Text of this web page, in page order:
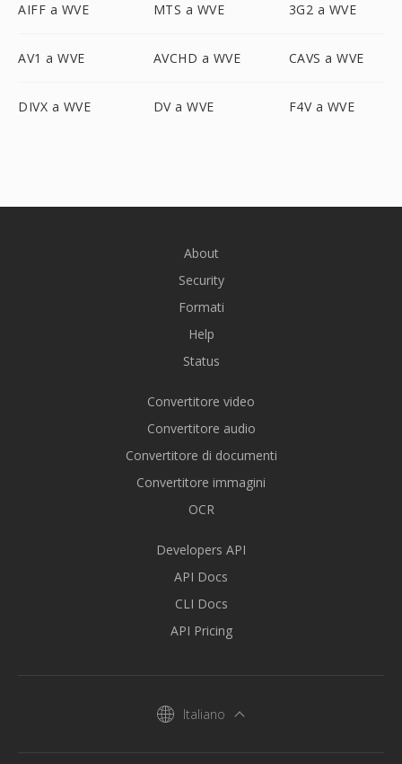
AIFF a WVE MTS a WVE 3G2 a WVE
AV1 a WVE AVCHD a WVE CAVS a WVE
DIVX a WVE DV a WVE F4V a WVE
About
Security
Formati
Help
Status
Convertitore video
Convertitore audio
Convertitore di documenti
Convertitore immagini
OCR
Developers API
API Docs
CLI Docs
API Pricing
Italiano